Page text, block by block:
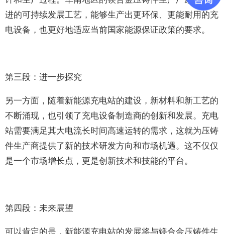
进的可持续发展工艺，能够生产出更环保、更能耐用的充
电设备，也更好地适应当前国家能源保证政策的要求。
第三段：进一步探究
另一方面，随着新能源充电站的建设，新材料和新工艺的
不断涌现，也引领了充电设备制造商的创新和发展。充电
站需要满足其大电流长时间高速运转的需求，这就为压铸
件生产商提供了新的技术研发方向和市场机遇。这不仅仅
是一个市场增长点，更是创新技术和技能的平台。
第四段：未来展望
可以肯定的是，新能源充电站的发展将与镁合金压铸件生